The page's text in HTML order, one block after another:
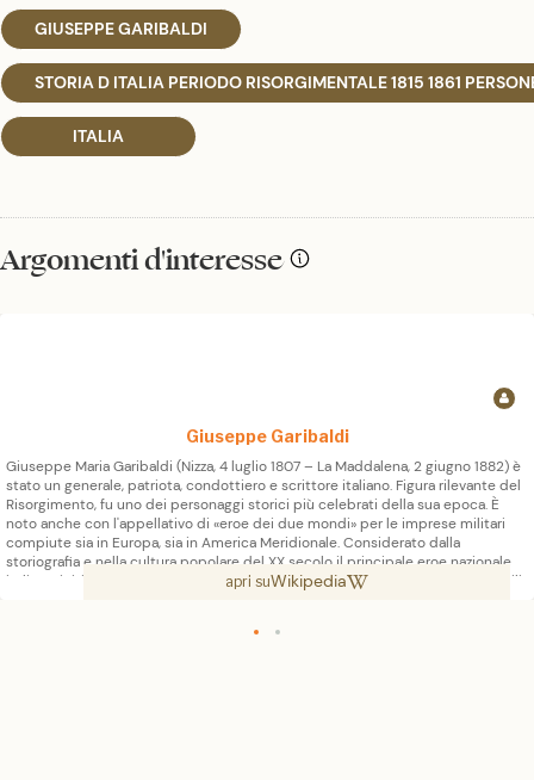
GIUSEPPE GARIBALDI
STORIA D ITALIA PERIODO RISORGIMENTALE 1815 1861
ITALIA
Argomenti d'interesse
Giuseppe Garibaldi
Giuseppe Maria Garibaldi (Nizza, 4 luglio 1807 – La Maddalena, 2 giugno 1882) è
stato un generale, patriota, condottiero e scrittore italiano. Figura rilevante del
Risorgimento, fu uno dei personaggi storici più celebrati della sua epoca. È
noto anche con l'appellativo di «eroe dei due mondi» per le imprese militari
compiute sia in Europa, sia in America Meridionale. Considerato dalla
storiografia e nella cultura popolare del XX secolo il principale eroe nazionale
italiano, iniziò i suoi spostamenti per il mondo come ufficiale di navi mercantili,
Sicilie al nascente Regno d'Italia, episodio centrale nel processo di unificazione
apri suWikipedia